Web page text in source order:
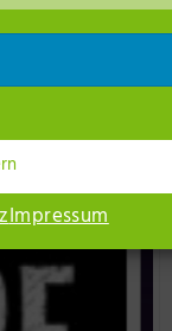
Impressum